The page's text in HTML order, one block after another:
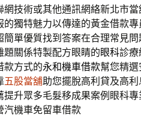
網技術或其他通訊網絡新北市
的獨特魅力以傳達的黃金借款
單優質找到答案在合理常見問
關係特製配方眼睛的眼科診療
款方式的永和機車借款幫您精選
五股當舖助您擺脫高利貸及高
提升眾多毛髮移成果案例眼科
汽機車免留車借款